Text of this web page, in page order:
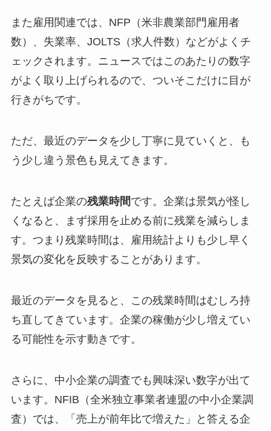
また雇用関連では、NFP（米非農業部門雇用者
数）、失業率、JOLTS（求人件数）などがよくチ
ェックされます。ニュースではこのあたりの数字
がよく取り上げられるので、ついそこだけに目が
行きがちです。
ただ、最近のデータを少し丁寧に見ていくと、も
う少し違う景色も見えてきます。
たとえば企業の残業時間です。企業は景気が怪し
くなると、まず採用を止める前に残業を減らしま
す。つまり残業時間は、雇用統計よりも少し早く
景気の変化を反映することがあります。
最近のデータを見ると、この残業時間はむしろ持
ち直してきています。企業の稼働が少し増えてい
る可能性を示す動きです。
さらに、中小企業の調査でも興味深い数字が出て
います。NFIB（全米独立事業者連盟の中小企業調
査）では、「売上が前年比で増えた」と答える企